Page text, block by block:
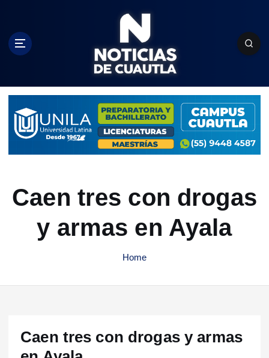
c
Caen tres con drogas
y armas en Ayala
Home
Caen tres con drogas y armas